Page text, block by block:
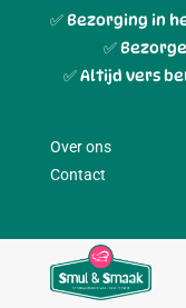
✅ Bezorging in
✅
✅ Altijd vers
Over ons
Contact